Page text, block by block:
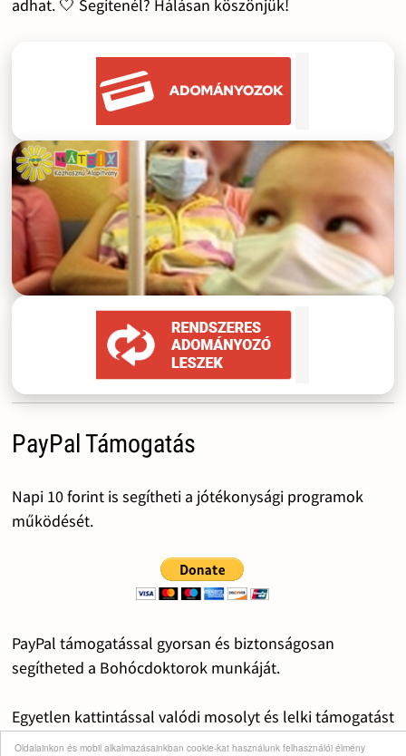
Oldalainkon és mobil alkalmazásainkban cookie-kat használunk felhasználói élmény
adhat. 🤍 Segítenél? Hálásan köszönjük!
PayPal Támogatás
Napi 10 forint is segítheti a jótékonysági programok
működését.
PayPal támogatással gyorsan és biztonságosan
segítheted a Bohócdoktorok munkáját.
Egyetlen kattintással valódi mosolyt és lelki támogatást
adhatsz a gyermekeknek.